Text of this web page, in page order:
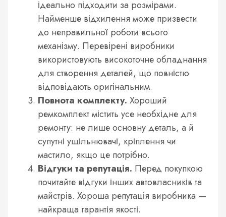
ідеально підходити за розмірами.
Найменше відхилення може призвести
до неправильної роботи всього
механізму. Перевірені виробники
використовують високоточне обладнання
для створення деталей, що повністю
відповідають оригінальним.
Повнота комплекту. Хороший
ремкомплект містить усе необхідне для
ремонту: не лише основну деталь, а й
супутні ущільнювачі, кріплення чи
мастило, якщо це потрібно.
Відгуки та репутація. Перед покупкою
почитайте відгуки інших автовласників та
майстрів. Хороша репутація виробника —
найкраща гарантія якості.